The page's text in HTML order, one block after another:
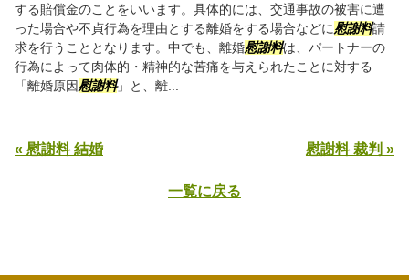
する賠償金のことをいいます。具体的には、交通事故の被害に遭
った場合や不貞行為を理由とする離婚をする場合などに慰謝料請
求を行うこととなります。中でも、離婚慰謝料は、パートナーの
行為によって肉体的・精神的な苦痛を与えられたことに対する
「離婚原因慰謝料」と、離...
« 慰謝料 結婚 慰謝料 裁判 »
一覧に戻る